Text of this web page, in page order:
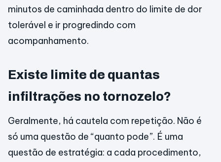
minutos de caminhada dentro do limite de dor
tolerável e ir progredindo com
acompanhamento.
Existe limite de quantas
infiltrações no tornozelo?
Geralmente, há cautela com repetição. Não é
só uma questão de “quanto pode”. É uma
questão de estratégia: a cada procedimento,